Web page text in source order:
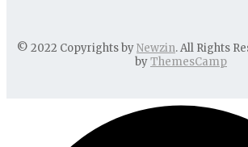
© 2022 Copyrights byNewzin. All Rights
byThemesCamp